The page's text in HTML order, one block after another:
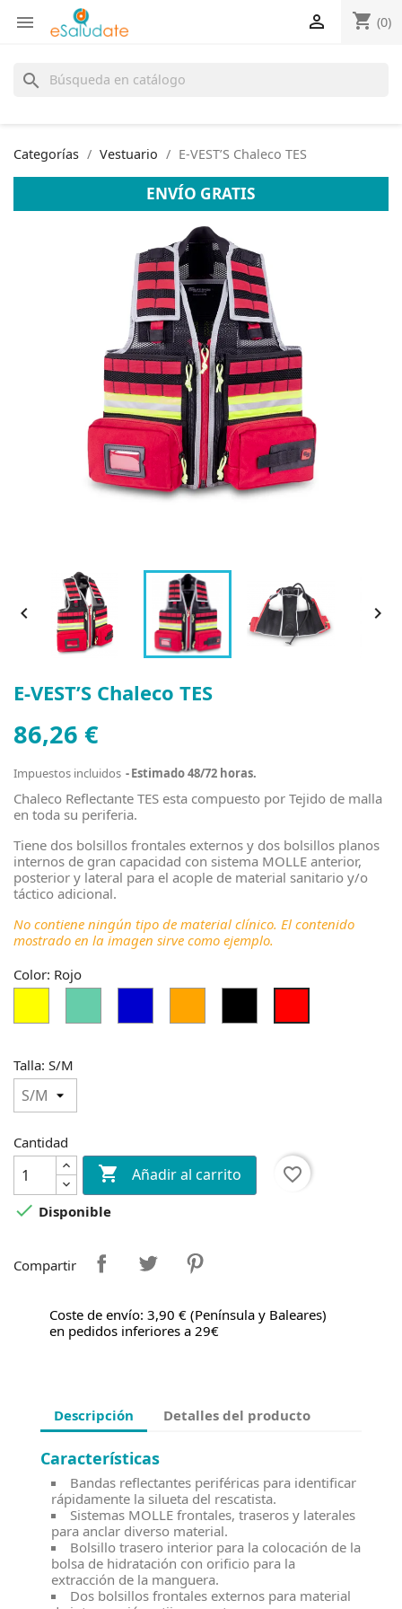
 shopping_cart (0)

search
Categorías Vestuario E-VEST’S Chaleco TES
ENVÍO GRATIS
 
E-VEST’S Chaleco TES
86,26 €
Impuestos incluidos Estimado 48/72 horas.
Chaleco Reflectante TES esta compuesto por Tejido de malla
en toda su periferia.
Tiene dos bolsillos frontales externos y dos bolsillos planos
internos de gran capacidad con sistema MOLLE anterior,
posterior y lateral para el acople de material sanitario y/o
táctico adicional.
No contiene ningún tipo de material clínico. El contenido
mostrado en la imagen sirve como ejemplo.
Color: Rojo
Negro
Talla: S/M
Cantidad
 Añadir al carrito
favorite_border
 Disponible
Compartir
Coste de envío: 3,90 € (Península y Baleares)
en pedidos inferiores a 29€
Descripción Detalles del producto
Características
Bandas reflectantes periféricas para identificar
rápidamente la silueta del rescatista.
Sistemas MOLLE frontales, traseros y laterales
para anclar diverso material.
Bolsillo trasero interior para la colocación de la
bolsa de hidratación con orificio para la
extracción de la manguera.
Dos bolsillos frontales externos para material